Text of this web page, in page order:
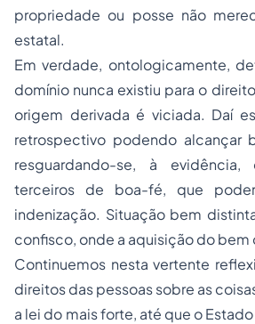
propriedade ou posse não
estatal.
Em verdade, ontologicamente,
domínio nunca existiu para o
origem derivada é viciada. Daí
retrospectivo podendo alcançar
resguardando-se, à
terceiros de boa-fé, que
indenização. Situação bem
confisco, onde a aquisição do bem
Continuemos nesta vertente
direitos das pessoas sobre as
a lei do mais forte, até que o